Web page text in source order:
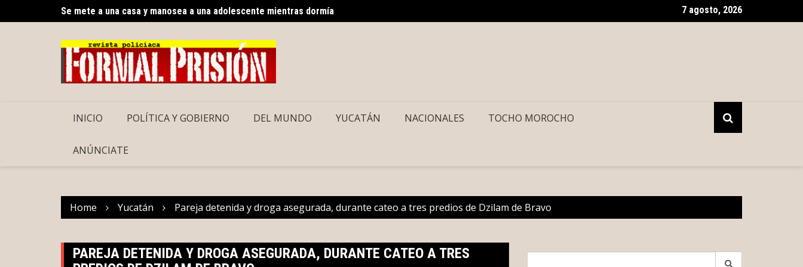
to
Reabren el Periférico de Merida
Gobierno del Renacimiento Maya facilitará traslados gratuitos vía Uber
7 agosto, 2026
INICIO POLÍTICA Y GOBIERNO DEL MUNDO YUCATÁN NACIONALES TOCHO MOROCHO
ANÚNCIATE
Home Yucatán Pareja detenida y droga asegurada, durante cateo a tres predios de Dzilam de Bravo
PAREJA DETENIDA Y DROGA ASEGURADA, DURANTE CATEO A TRES